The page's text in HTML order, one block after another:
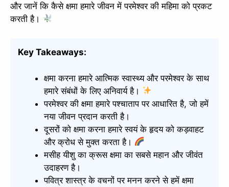
और जानें कि कैसे क्षमा हमारे जीवन में परमेश्वर की महिमा को प्रकट
करती है।
Key Takeaways:
क्षमा करना हमारे आत्मिक स्वास्थ्य और परमेश्वर के साथ
हमारे संबंधों के लिए अनिवार्य है।
परमेश्वर की क्षमा हमारे पश्चाताप पर आधारित है, जो हमें
नया जीवन प्रदान करती है।
दूसरों को क्षमा करना हमारे स्वयं के हृदय को कड़वाहट
और क्रोध से मुक्त करता है।
मसीह यीशु का क्रूस क्षमा का सबसे महान और जीवंत
उदाहरण है।
पवित्र शास्त्र के वचनों पर मनन करने से हमें क्षमा